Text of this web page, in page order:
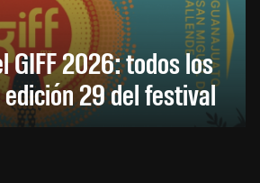
GIFF 2026: todos los
29 del festival